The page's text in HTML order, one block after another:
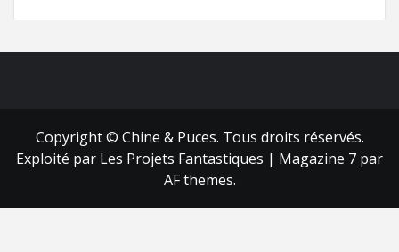
Copyright © Chine & Puces. Tous droits réservés.
Exploité par Les Projets Fantastiques | Magazine 7 par
AF themes.